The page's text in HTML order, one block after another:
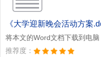
《大学迎新晚会活动方案
将本文的Word文档下载到电
推荐度：